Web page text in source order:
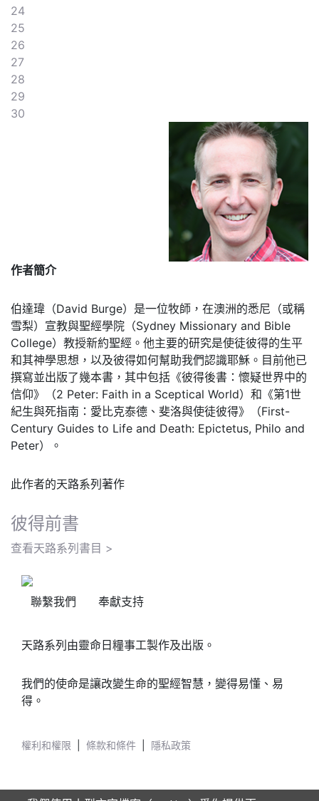
24
25
26
27
28
29
30
作者簡介
伯達瑋（David Burge）是一位牧師，在澳洲的悉尼（或稱
雪梨）宣教與聖經學院（Sydney Missionary and Bible
College）教授新約聖經。他主要的研究是使徒彼得的生平
和其神學思想，以及彼得如何幫助我們認識耶穌。目前他已
撰寫並出版了幾本書，其中包括《彼得後書：懷疑世界中的
信仰》（2 Peter: Faith in a Sceptical World）和《第1世
紀生與死指南：愛比克泰德、斐洛與使徒彼得》（First-
Century Guides to Life and Death: Epictetus, Philo and
Peter）。
此作者的天路系列著作
彼得前書
查看天路系列書目 >
聯繫我們 奉獻支持
天路系列由靈命日糧事工製作及出版。
我們的使命是讓改變生命的聖經智慧，變得易懂、易
得。
權利和權限 條款和條件 隱私政策